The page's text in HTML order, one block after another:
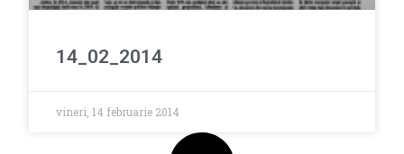
14_02_2014
vineri, 14 februarie 2014